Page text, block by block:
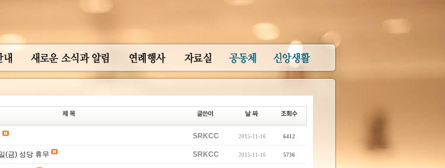
SRKCC 2015-11-16 6412
(금) 성당 휴무 SRKCC 2015-11-16 5736